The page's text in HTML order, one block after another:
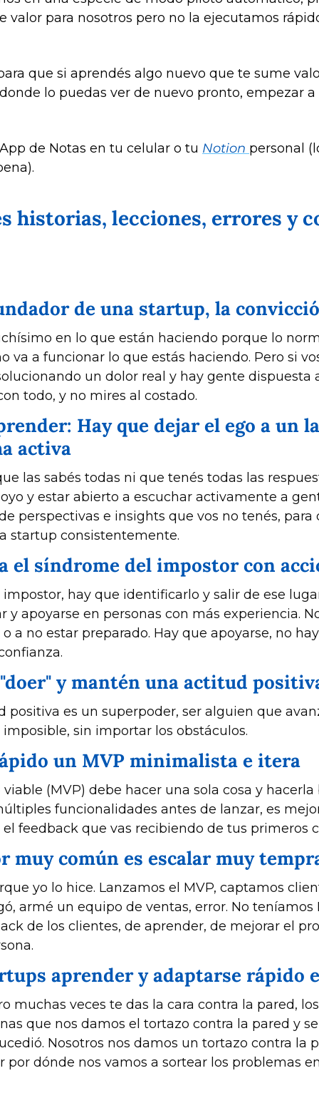
valor para nosotros pero no la ejecutamos
que si aprendés algo nuevo que te sume
lo puedas ver de nuevo pronto, empezar
de Notas en tu celular o tu Notion personal
historias, lecciones, errores y
de una startup, la
en lo que están haciendo porque lo
va a funcionar lo que estás haciendo. Pero si
un dolor real y hay gente dispuesta
todo, y no mires al costado.
Hay que dejar el ego a un
activa
y estar abierto a escuchar activamente a
perspectivas e insights que vos no tenés, para
startup consistentemente.
el síndrome del impostor con
hay que identificarlo y salir de ese
y apoyarse en personas con más experiencia.
a no estar preparado. Hay que apoyarse, no
y mantén una actitud
positiva es un superpoder, ser alguien que
sin importar los obstáculos.
un MVP minimalista e itera
(MVP) debe hacer una sola cosa y hacerla
funcionalidades antes de lanzar, es
feedback que vas recibiendo de tus primeros
muy común es escalar muy
yo lo hice. Lanzamos el MVP, captamos
armé un equipo de ventas, error. No
de los clientes, de aprender, de mejorar el
aprender y adaptarse rápido
muchas veces te das la cara contra la pared,
que nos damos el tortazo contra la pared y
Nosotros nos damos un tortazo contra la
por dónde nos vamos a sortear los problemas